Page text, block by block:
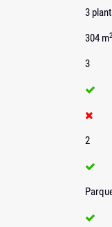
3
304 m2
3
2